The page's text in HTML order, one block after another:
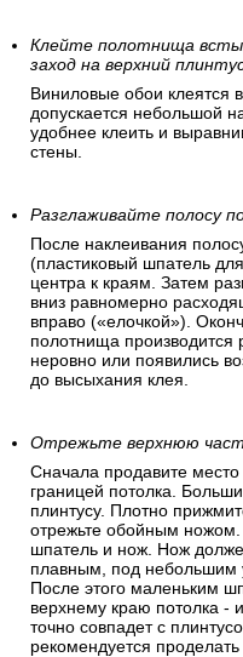
Клейте полотнища
заход на верхний
Виниловые обои клеятся
допускается небольшой
удобнее клеить и
стены.
Разглаживайте полосу
После наклеивания
(пластиковый шпатель
центра к краям. Затем
вниз равномерно
вправо («елочкой»).
полотнища производится
неровно или появились
до высыхания клея.
Отрежьте верхнюю
Сначала продавите
границей потолка.
плинтусу. Плотно
отрежьте обойным
шпатель и нож. Нож
плавным, под небольшим
После этого маленьким
верхнему краю потолка -
точно совпадет с
рекомендуется